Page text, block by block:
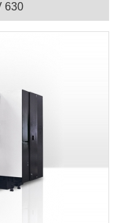
630